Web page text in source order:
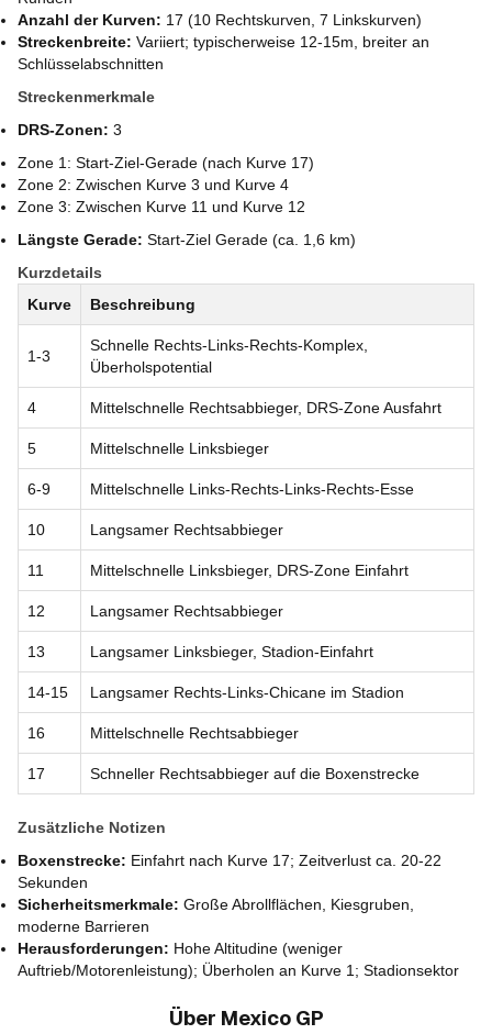
Anzahl der Kurven: 17 (10 Rechtskurven, 7 Linkskurven)
Streckenbreite: Variiert; typischerweise 12-15m, breiter an
Schlüsselabschnitten
Streckenmerkmale
DRS-Zonen: 3
Zone 1: Start-Ziel-Gerade (nach Kurve 17)
Zone 2: Zwischen Kurve 3 und Kurve 4
Zone 3: Zwischen Kurve 11 und Kurve 12
Längste Gerade: Start-Ziel Gerade (ca. 1,6 km)
Kurzdetails
Kurve
Beschreibung
1-3
Schnelle Rechts-Links-Rechts-Komplex,
Überholspotential
4 Mittelschnelle Rechtsabbieger, DRS-Zone Ausfahrt
5 Mittelschnelle Linksbieger
6-9 Mittelschnelle Links-Rechts-Links-Rechts-Esse
10 Langsamer Rechtsabbieger
11 Mittelschnelle Linksbieger, DRS-Zone Einfahrt
12 Langsamer Rechtsabbieger
13 Langsamer Linksbieger, Stadion-Einfahrt
14-15 Langsamer Rechts-Links-Chicane im Stadion
16 Mittelschnelle Rechtsabbieger
17 Schneller Rechtsabbieger auf die Boxenstrecke
Zusätzliche Notizen
Boxenstrecke: Einfahrt nach Kurve 17; Zeitverlust ca. 20-22
Sekunden
Sicherheitsmerkmale: Große Abrollflächen, Kiesgruben,
moderne Barrieren
Herausforderungen: Hohe Altitudine (weniger
Auftrieb/Motorenleistung); Überholen an Kurve 1; Stadionsektor
Über Mexico GP